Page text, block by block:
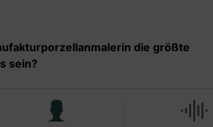
die größte
sein?